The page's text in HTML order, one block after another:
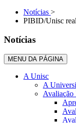
Notícias >
PIBID/Unisc
Notícias
MENU DA PÁGINA
A Unisc
A
Avaliação